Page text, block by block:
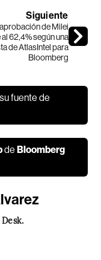
Siguiente
de Milei
62,4% según una
de AtlasIntel para
Bloomberg
fuente de
deBloomberg